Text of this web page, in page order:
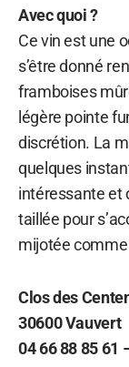
Avec quoi ?
Ce vin est une
s’être donné
framboises
légère pointe
discrétion. La
quelques
intéressante et
taillée pour
mijotée
Clos des
30600 Vauvert
04 66 88 85 61